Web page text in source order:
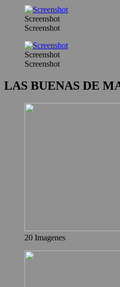
Screenshot
Screenshot
Screenshot
Screenshot
LAS BUENAS DE
20 Imagenes